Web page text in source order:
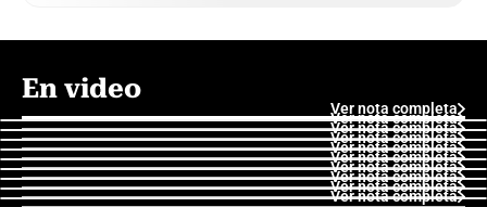
En video
Ver nota completa
Ver nota completa
Ver nota completa
Ver nota completa
Ver nota completa
Ver nota completa
Ver nota completa
Ver nota completa
Ver nota completa
Ver nota completa